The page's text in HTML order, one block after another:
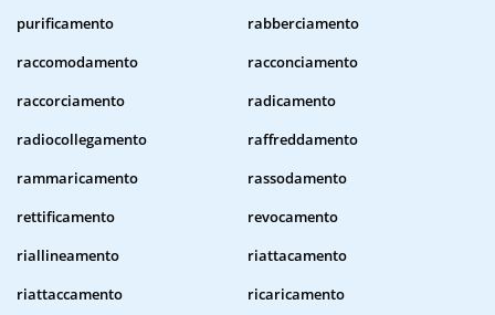
purificamento
rabberciamento
raccomodamento
racconciamento
raccorciamento
radicamento
radiocollegamento
raffreddamento
rammaricamento
rassodamento
rettificamento
revocamento
riallineamento
riattacamento
riattaccamento
ricaricamento